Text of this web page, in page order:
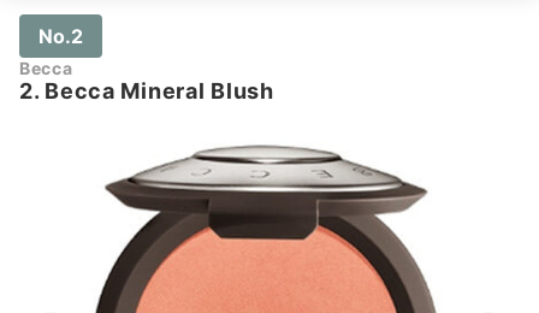
No.2
Becca
2. Becca Mineral Blush